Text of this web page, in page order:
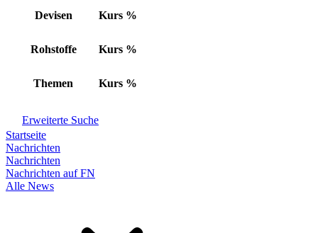
Devisen Kurs %
Rohstoffe Kurs %
Themen Kurs %
Erweiterte Suche
Startseite
Nachrichten
Nachrichten
Nachrichten auf FN
Alle News